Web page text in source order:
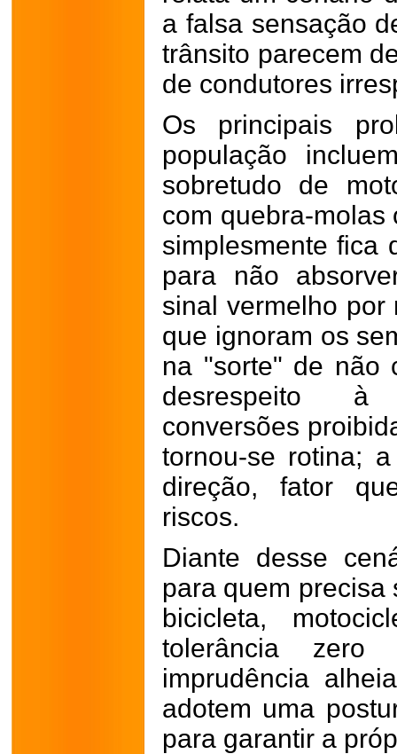
a falsa sensação
trânsito parecem
de condutores
Os principais
população
sobretudo de
com quebra-molas
simplesmente fica
para não
sinal vermelho por
que ignoram os
na "sorte" de não
desrespeito à
conversões
tornou-se rotina;
direção, fator
riscos.
Diante desse
para quem precisa
bicicleta,
tolerância
imprudência
adotem uma
para garantir a